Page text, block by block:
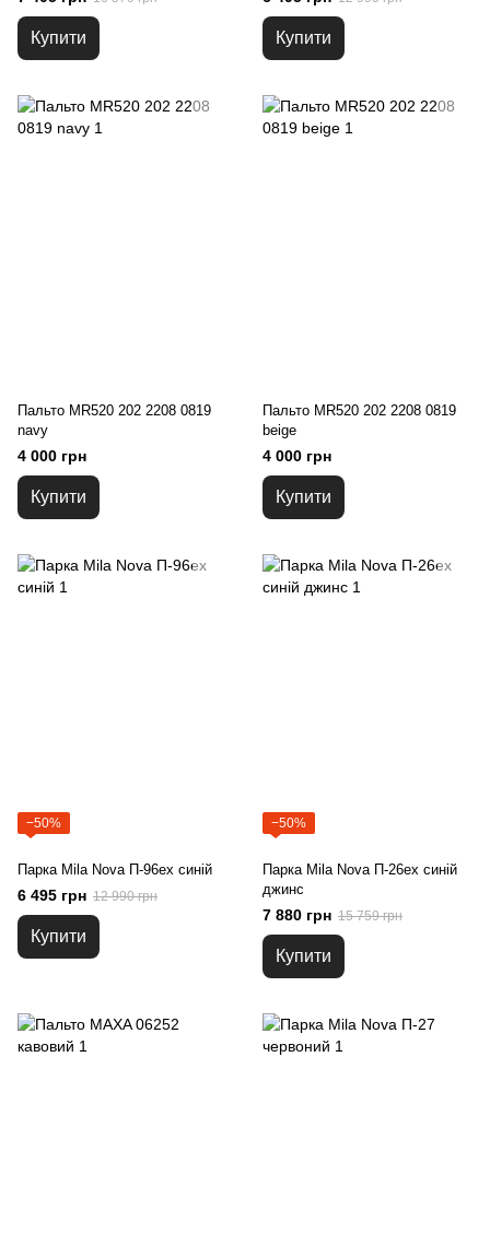
Купити Купити
Пальто MR520 202 2208 0819
navy
4 000 грн
Купити
Пальто MR520 202 2208 0819
beige
4 000 грн
Купити
−50%
Парка Mila Nova П-96ex синій
6 495 грн 12 990 грн
Купити
−50%
Парка Mila Nova П-26ex синій
джинс
7 880 грн 15 759 грн
Купити